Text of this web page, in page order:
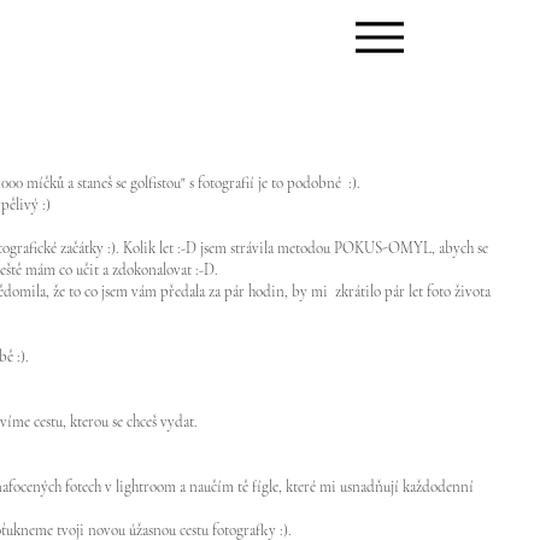
míčků a staneš se golfistou" s fotografií je to podobné :).
:)
začátky :). Kolik let :-D jsem strávila metodou POKUS-OMYL, abych se
mám co učit a zdokonalovat :-D.
že to co jsem vám předala za pár hodin, by mi zkrátilo pár let foto života
:).
cestu, kterou se chceš vydat.
fotech v lightroom a naučím tě fígle, které mi usnadňují každodenní
tvoji novou úžasnou cestu fotografky :).